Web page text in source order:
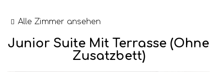
Alle Zimmer ansehen
Junior Suite Mit Terrasse (ohne
Zusatzbett)